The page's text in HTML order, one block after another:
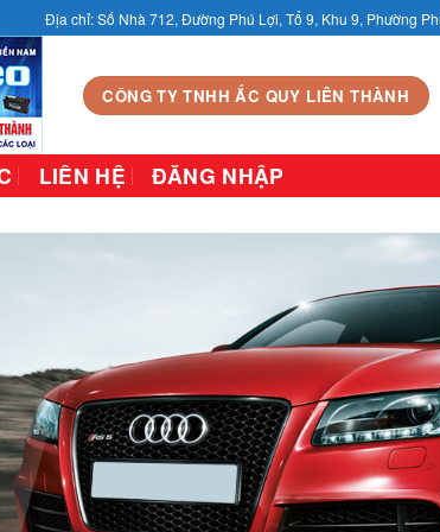
Địa chỉ: Số Nhà 712, Đường Phú Lợi, Tổ 9, Khu 9, Phường
CÔNG TY TNHH ẮC QUY LIÊN THÀNH
LIÊN HỆ ĐĂNG NHẬP